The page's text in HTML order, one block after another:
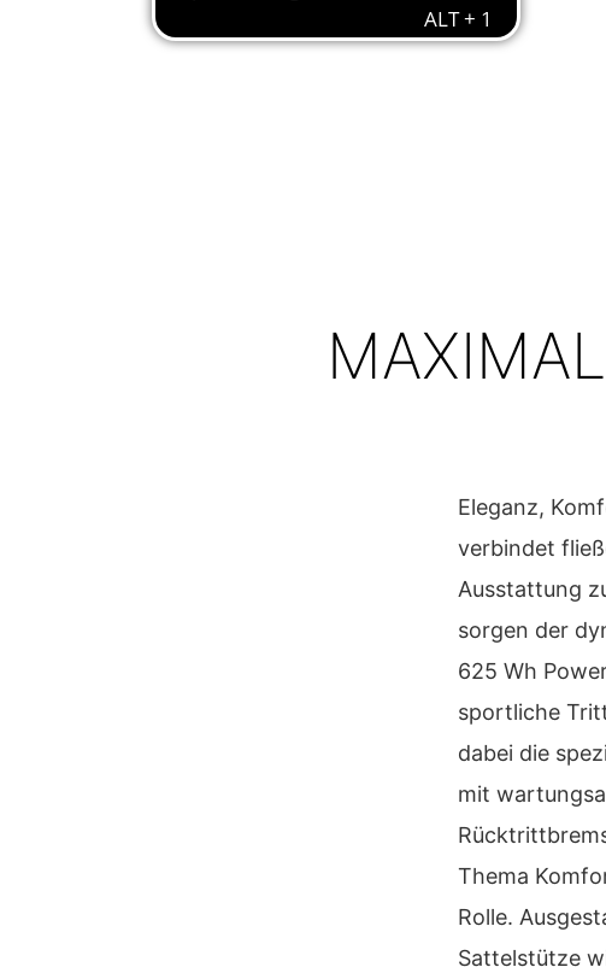
Eleganz,
verbindet
Ausstattung
sorgen der
625 Wh
sportliche
dabei die
mit
Thema
Rolle.
Sattelstütze